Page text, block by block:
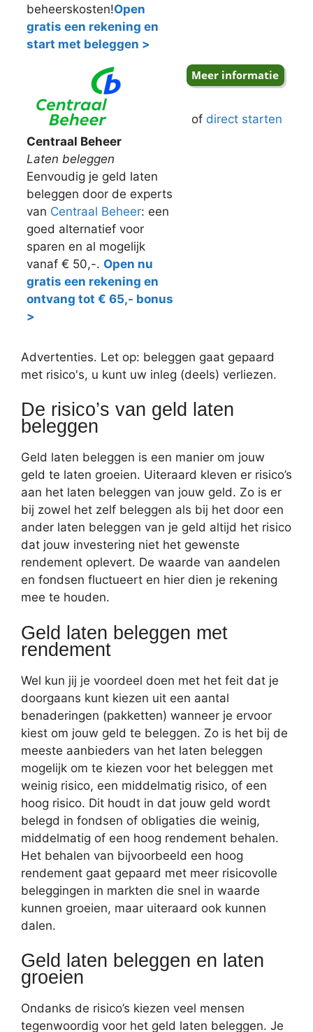
beheerskosten!Open
gratis een rekening en
start met beleggen >
Centraal Beheer
Laten beleggen
Eenvoudig je geld laten
beleggen door de experts
van Centraal Beheer: een
goed alternatief voor
sparen en al mogelijk
vanaf € 50,-. Open nu
gratis een rekening en
ontvang tot € 65,- bonus
>
of direct starten
Advertenties. Let op: beleggen gaat gepaard
met risico's, u kunt uw inleg (deels) verliezen.
De risico’s van geld laten
beleggen
Geld laten beleggen is een manier om jouw
geld te laten groeien. Uiteraard kleven er risico’s
aan het laten beleggen van jouw geld. Zo is er
bij zowel het zelf beleggen als bij het door een
ander laten beleggen van je geld altijd het risico
dat jouw investering niet het gewenste
rendement oplevert. De waarde van aandelen
en fondsen fluctueert en hier dien je rekening
mee te houden.
Geld laten beleggen met
rendement
Wel kun jij je voordeel doen met het feit dat je
doorgaans kunt kiezen uit een aantal
benaderingen (pakketten) wanneer je ervoor
kiest om jouw geld te beleggen. Zo is het bij de
meeste aanbieders van het laten beleggen
mogelijk om te kiezen voor het beleggen met
weinig risico, een middelmatig risico, of een
hoog risico. Dit houdt in dat jouw geld wordt
belegd in fondsen of obligaties die weinig,
middelmatig of een hoog rendement behalen.
Het behalen van bijvoorbeeld een hoog
rendement gaat gepaard met meer risicovolle
beleggingen in markten die snel in waarde
kunnen groeien, maar uiteraard ook kunnen
dalen.
Geld laten beleggen en laten
groeien
Ondanks de risico’s kiezen veel mensen
tegenwoordig voor het geld laten beleggen. Je